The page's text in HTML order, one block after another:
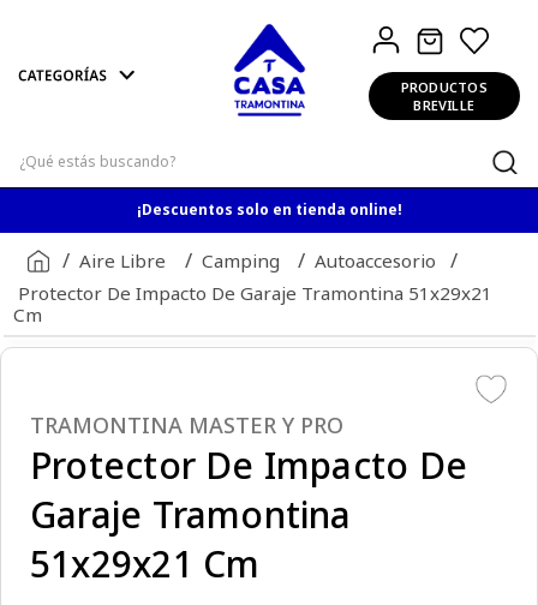
PRODUCTOS
BREVILLE
¡Descuentos solo en tienda online!
Aire Libre Camping
Autoaccesorio
Protector De Impacto De Garaje Tramontina 51x29x21
Cm
TRAMONTINA MASTER Y PRO
Protector De Impacto De
Garaje Tramontina
51x29x21 Cm